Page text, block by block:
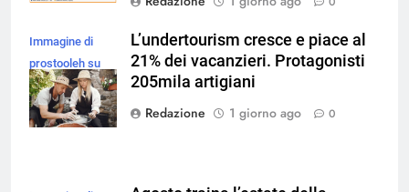
Immagine di
prostooleh su
Magnific
L’undertourism cresce e piace al
21% dei vacanzieri. Protagonisti
205mila artigiani
Redazione
1 giorno ago 0